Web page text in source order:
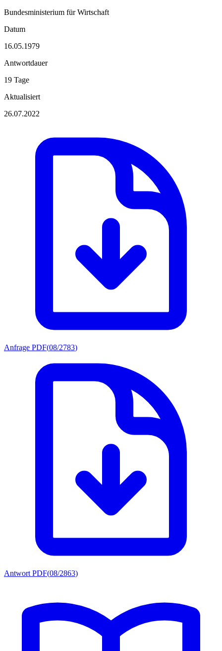
Bundesministerium für Wirtschaft
Datum
16.05.1979
Antwortdauer
19 Tage
Aktualisiert
26.07.2022
Anfrage PDF(08/2783)
Antwort PDF(08/2863)